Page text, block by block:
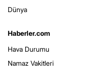
Dünya
Haberler.com
Hava Durumu
Namaz Vakitleri